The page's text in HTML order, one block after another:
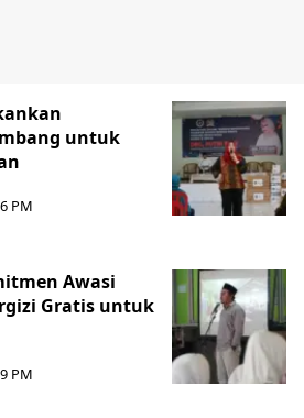
untuk
PM
Awasi
Gratis untuk
PM